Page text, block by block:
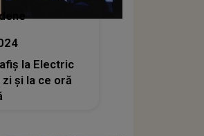
la Electric
și la ce oră